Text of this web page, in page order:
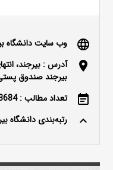
language وب سایت دانشگاه
location_on
آدرس : بیرجند،
بیرجند صندوق پستی: ۶۱۵/
event_note تعداد مطالب : 3684
keyboard_arrow_up رتبه‌بندی دانشگاه